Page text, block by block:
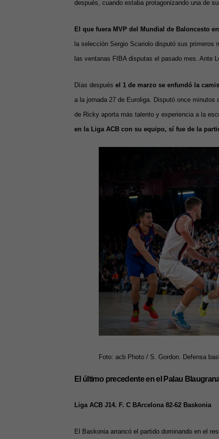
después, cuando estaba protagonizando una de
El que fuera MVP del Mundial de Baloncesto
la selección Sergio Scariolo disputó sus
las ventanas FIBA disputas el pasado mes. Ante
Días después el 1 de marzo se enfundó la
a la jornada 27 de Euroliga. Disputó once
de Ricky aporta más talento y experiencia a la
en la Liga ACB con su equipo, sí fue de la
Foto: acb Photo / S. Gordon. Defensa
El último precedente en el Palau
Liga ACB J14. F. C BArcelona 82-62 Baskonia
El Baskonia arrancó el partido dominando en el